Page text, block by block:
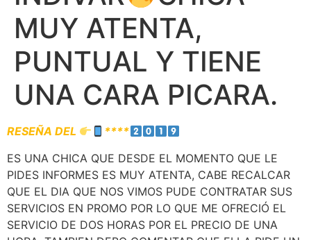
MUY ATENTA,
PUNTUAL Y TIENE
UNA CARA PICARA.
RESEÑA DEL
****
ES UNA CHICA QUE DESDE EL MOMENTO QUE LE
PIDES INFORMES ES MUY ATENTA, CABE RECALCAR
QUE EL DIA QUE NOS VIMOS PUDE CONTRATAR SUS
SERVICIOS EN PROMO POR LO QUE ME OFRECIÓ EL
SERVICIO DE DOS HORAS POR EL PRECIO DE UNA